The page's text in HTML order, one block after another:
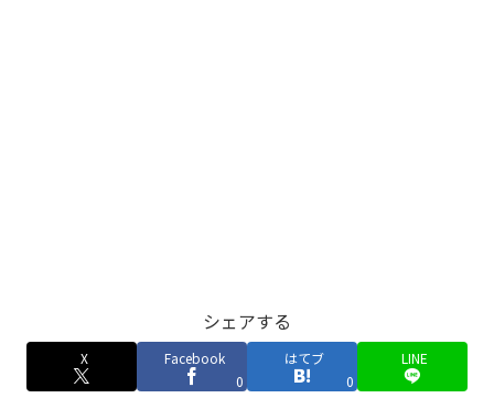
シェアする
X
Facebook
0
はてブ
0
LINE